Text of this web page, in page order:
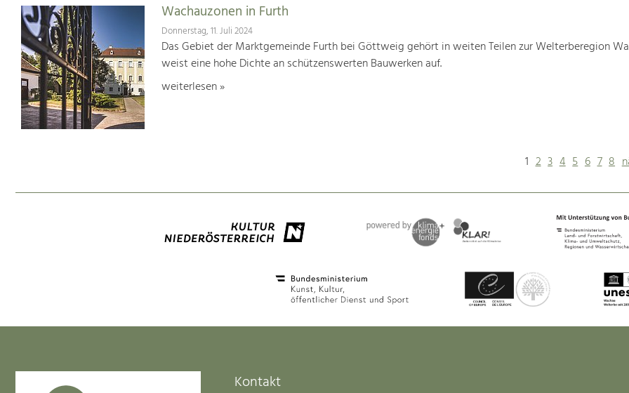
Wachauzonen in Furth
Donnerstag, 11. Juli 2024
Das Gebiet der Marktgemeinde Furth bei Göttweig gehört in weiten Teilen zur Welterberegion
weist eine hohe Dichte an schützenswerten Bauwerken auf.
weiterlesen »
1 2 3 4 5 6 7 8
Kontakt